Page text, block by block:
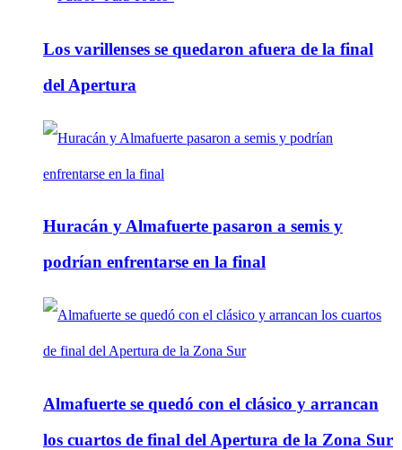
Los varillenses se quedaron afuera de la final
del Apertura
Huracán y Almafuerte pasaron a semis y
podrían enfrentarse en la final
Almafuerte se quedó con el clásico y arrancan
los cuartos de final del Apertura de la Zona Sur